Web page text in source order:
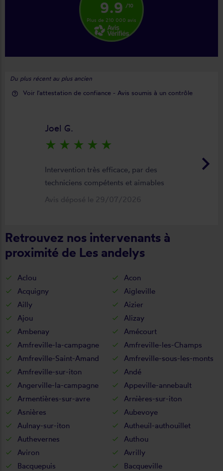
9.9 /10
Plus de 210 000 avis
Du plus récent au plus ancien
help_outline Voir l'attestation de confiance - Avis soumis à un contrôle
keyboard_arrow_right
Joel G.
star_rate star_rate star_rate star_rate star_rate
Intervention très efficace, par des
techniciens compétents et aimables
Avis déposé le 29/07/2026
Retrouvez nos intervenants à
proximité de Les andelys
Aclou
Acon
Acquigny
Aigleville
Ailly
Aizier
Ajou
Alizay
Ambenay
Amécourt
Amfreville-la-campagne
Amfreville-les-Champs
Amfreville-Saint-Amand
Amfreville-sous-les-monts
Amfreville-sur-iton
Andé
Angerville-la-campagne
Appeville-annebault
Armentières-sur-avre
Arnières-sur-iton
Asnières
Aubevoye
Aulnay-sur-iton
Autheuil-authouillet
Authevernes
Authou
Aviron
Avrilly
Bacquepuis
Bacqueville